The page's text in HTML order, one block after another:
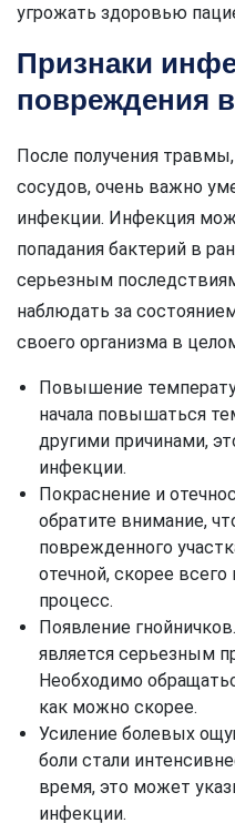
угрожать здоровью
Признаки
повреждения
После получения
сосудов, очень важно
инфекции. Инфекция
попадания бактерий в
серьезным
наблюдать за
своего организма в
Повышение
начала повышаться
другими причинами,
инфекции.
Покраснение и
обратите внимание,
поврежденного
отечной, скорее
процесс.
Появление
является серьезным
Необходимо
как можно скорее.
Усиление болевых
боли стали
время, это может
инфекции.